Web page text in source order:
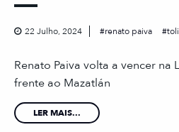
22 Julho, 2024 renato paiva
Renato Paiva volta a vencer na
frente ao Mazatlán
LER MAIS...